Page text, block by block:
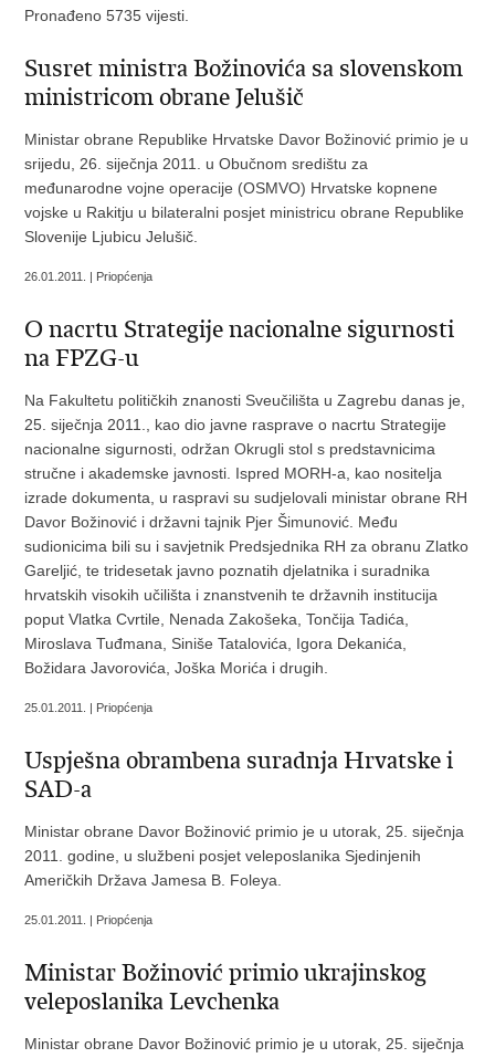
Pronađeno 5735 vijesti.
Susret ministra Božinovića sa slovenskom
ministricom obrane Jelušič
Ministar obrane Republike Hrvatske Davor Božinović primio je u
srijedu, 26. siječnja 2011. u Obučnom središtu za
međunarodne vojne operacije (OSMVO) Hrvatske kopnene
vojske u Rakitju u bilateralni posjet ministricu obrane Republike
Slovenije Ljubicu Jelušič.
26.01.2011. | Priopćenja
O nacrtu Strategije nacionalne sigurnosti
na FPZG-u
Na Fakultetu političkih znanosti Sveučilišta u Zagrebu danas je,
25. siječnja 2011., kao dio javne rasprave o nacrtu Strategije
nacionalne sigurnosti, održan Okrugli stol s predstavnicima
stručne i akademske javnosti. Ispred MORH-a, kao nositelja
izrade dokumenta, u raspravi su sudjelovali ministar obrane RH
Davor Božinović i državni tajnik Pjer Šimunović. Među
sudionicima bili su i savjetnik Predsjednika RH za obranu Zlatko
Gareljić, te tridesetak javno poznatih djelatnika i suradnika
hrvatskih visokih učilišta i znanstvenih te državnih institucija
poput Vlatka Cvrtile, Nenada Zakošeka, Tončija Tadića,
Miroslava Tuđmana, Siniše Tatalovića, Igora Dekanića,
Božidara Javorovića, Joška Morića i drugih.
25.01.2011. | Priopćenja
Uspješna obrambena suradnja Hrvatske i
SAD-a
Ministar obrane Davor Božinović primio je u utorak, 25. siječnja
2011. godine, u službeni posjet veleposlanika Sjedinjenih
Američkih Država Jamesa B. Foleya.
25.01.2011. | Priopćenja
Ministar Božinović primio ukrajinskog
veleposlanika Levchenka
Ministar obrane Davor Božinović primio je u utorak, 25. siječnja